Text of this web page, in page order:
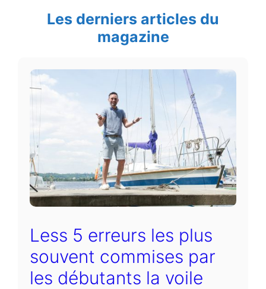
Les derniers articles du
magazine
Less 5 erreurs les plus
souvent commises par
les débutants la voile